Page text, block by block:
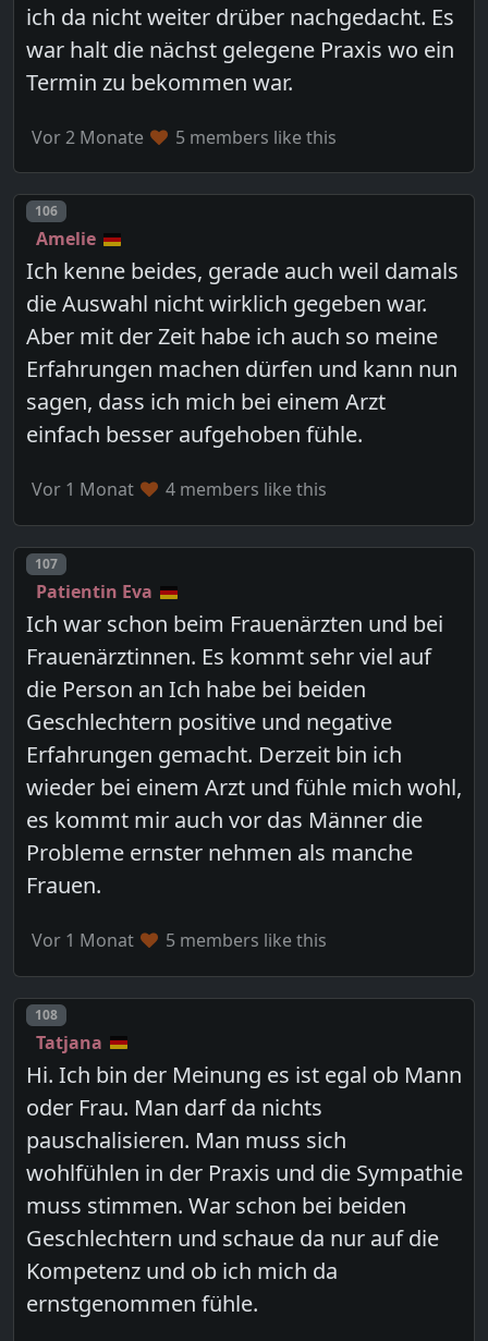
ich da nicht weiter drüber nachgedacht. Es
war halt die nächst gelegene Praxis wo ein
Termin zu bekommen war.
Vor 2 Monate 5 members like this
Post number
106
Amelie
Ich kenne beides, gerade auch weil damals
die Auswahl nicht wirklich gegeben war.
Aber mit der Zeit habe ich auch so meine
Erfahrungen machen dürfen und kann nun
sagen, dass ich mich bei einem Arzt
einfach besser aufgehoben fühle.
Vor 1 Monat 4 members like this
Post number
107
Patientin Eva
Ich war schon beim Frauenärzten und bei
Frauenärztinnen. Es kommt sehr viel auf
die Person an Ich habe bei beiden
Geschlechtern positive und negative
Erfahrungen gemacht. Derzeit bin ich
wieder bei einem Arzt und fühle mich wohl,
es kommt mir auch vor das Männer die
Probleme ernster nehmen als manche
Frauen.
Vor 1 Monat 5 members like this
Post number
108
Tatjana
Hi. Ich bin der Meinung es ist egal ob Mann
oder Frau. Man darf da nichts
pauschalisieren. Man muss sich
wohlfühlen in der Praxis und die Sympathie
muss stimmen. War schon bei beiden
Geschlechtern und schaue da nur auf die
Kompetenz und ob ich mich da
ernstgenommen fühle.